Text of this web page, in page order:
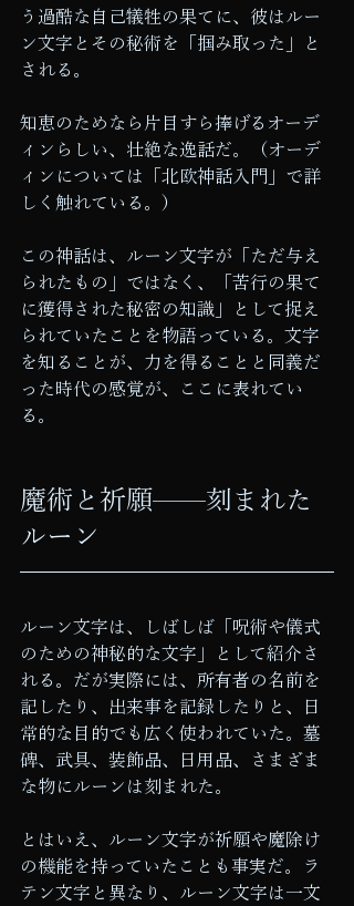
う過酷な自己犠牲の果てに、彼はルー
ン文字とその秘術を「掴み取った」と
される。
知恵のためなら片目すら捧げるオーデ
ィンらしい、壮絶な逸話だ。（オーデ
ィンについては「北欧神話入門」で詳
しく触れている。）
この神話は、ルーン文字が「ただ与え
られたもの」ではなく、「苦行の果て
に獲得された秘密の知識」として捉え
られていたことを物語っている。文字
を知ることが、力を得ることと同義だ
った時代の感覚が、ここに表れてい
る。
魔術と祈願——刻まれた
ルーン
ルーン文字は、しばしば「呪術や儀式
のための神秘的な文字」として紹介さ
れる。だが実際には、所有者の名前を
記したり、出来事を記録したりと、日
常的な目的でも広く使われていた。墓
碑、武具、装飾品、日用品、さまざま
な物にルーンは刻まれた。
とはいえ、ルーン文字が祈願や魔除け
の機能を持っていたことも事実だ。ラ
テン文字と異なり、ルーン文字は一文